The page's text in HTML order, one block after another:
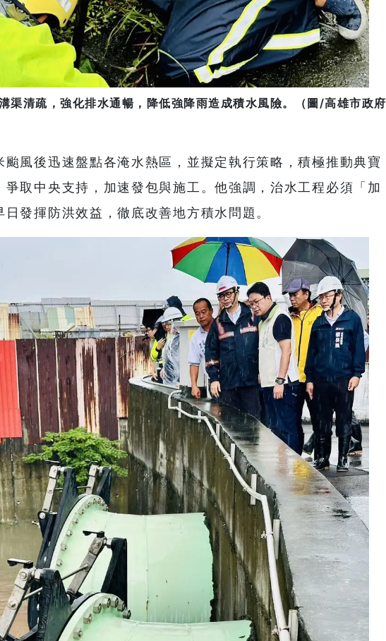
渠清疏，強化排水通暢，降低強降雨造成積水風險。（圖/高雄市政府
颱風後迅速盤點各淹水熱區，並擬定執行策略，積極推動典寶
取中央支持，加速發包與施工。他強調，治水工程必須「加
發揮防洪效益，徹底改善地方積水問題。